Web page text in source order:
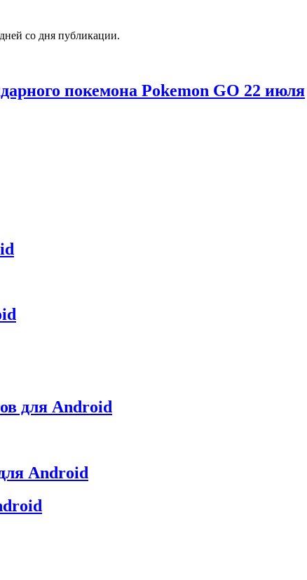
дней со дня публикации.
покемона Pokemon GO 22 июля
для Android
Android